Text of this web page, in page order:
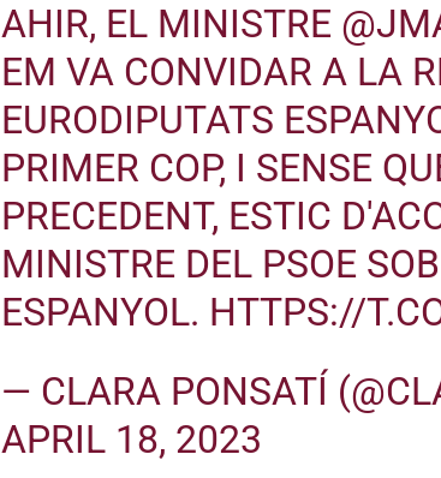
AHIR, EL MINISTRE
EM VA CONVIDAR A LA
EURODIPUTATS
PRIMER COP, I SENSE
PRECEDENT, ESTIC
MINISTRE DEL PSOE
ESPANYOL. HTTPS://
— CLARA PONSATÍ
APRIL 18, 2023